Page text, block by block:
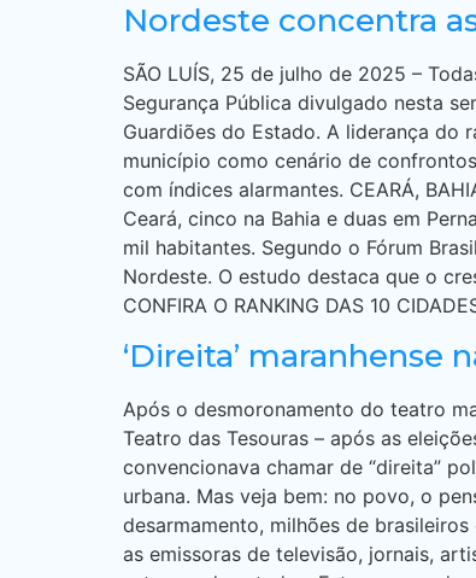
Nordeste concentra
SÃO LUÍS, 25 de julho de 2025 –
Segurança Pública divulgado nesta
Guardiões do Estado. A liderança do
município como cenário de
com índices alarmantes. CEARÁ,
Ceará, cinco na Bahia e duas em
mil habitantes. Segundo o Fórum
Nordeste. O estudo destaca que o
CONFIRA O RANKING DAS 10
‘Direita’ maranhense
Após o desmoronamento do teatro
Teatro das Tesouras – após as
convencionava chamar de “direita”
urbana. Mas veja bem: no povo, o
desarmamento, milhões de
as emissoras de televisão, jornais,